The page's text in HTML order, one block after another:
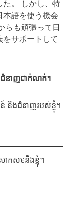
た。 しかし、特
本語を使う機会
らも頑張って日
をサポートして
នាញជាក់លាក់។
ន៍ និងជំនាញរបស់ខ្ញុំ។
សាកសមនឹងខ្ញុំ។